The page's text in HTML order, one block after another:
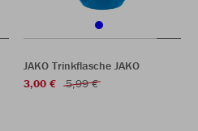
JAKO Trinkflasche JAKO
3,00 €
5,99 €